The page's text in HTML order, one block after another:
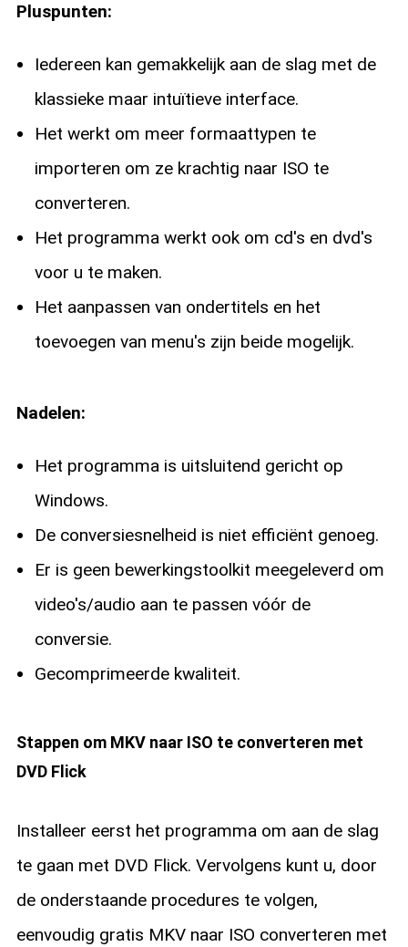
Pluspunten:
Iedereen kan gemakkelijk aan de slag met de
klassieke maar intuïtieve interface.
Het werkt om meer formaattypen te
importeren om ze krachtig naar ISO te
converteren.
Het programma werkt ook om cd's en dvd's
voor u te maken.
Het aanpassen van ondertitels en het
toevoegen van menu's zijn beide mogelijk.
Nadelen:
Het programma is uitsluitend gericht op
Windows.
De conversiesnelheid is niet efficiënt genoeg.
Er is geen bewerkingstoolkit meegeleverd om
video's/audio aan te passen vóór de
conversie.
Gecomprimeerde kwaliteit.
Stappen om MKV naar ISO te converteren met
DVD Flick
Installeer eerst het programma om aan de slag
te gaan met DVD Flick. Vervolgens kunt u, door
de onderstaande procedures te volgen,
eenvoudig gratis MKV naar ISO converteren met